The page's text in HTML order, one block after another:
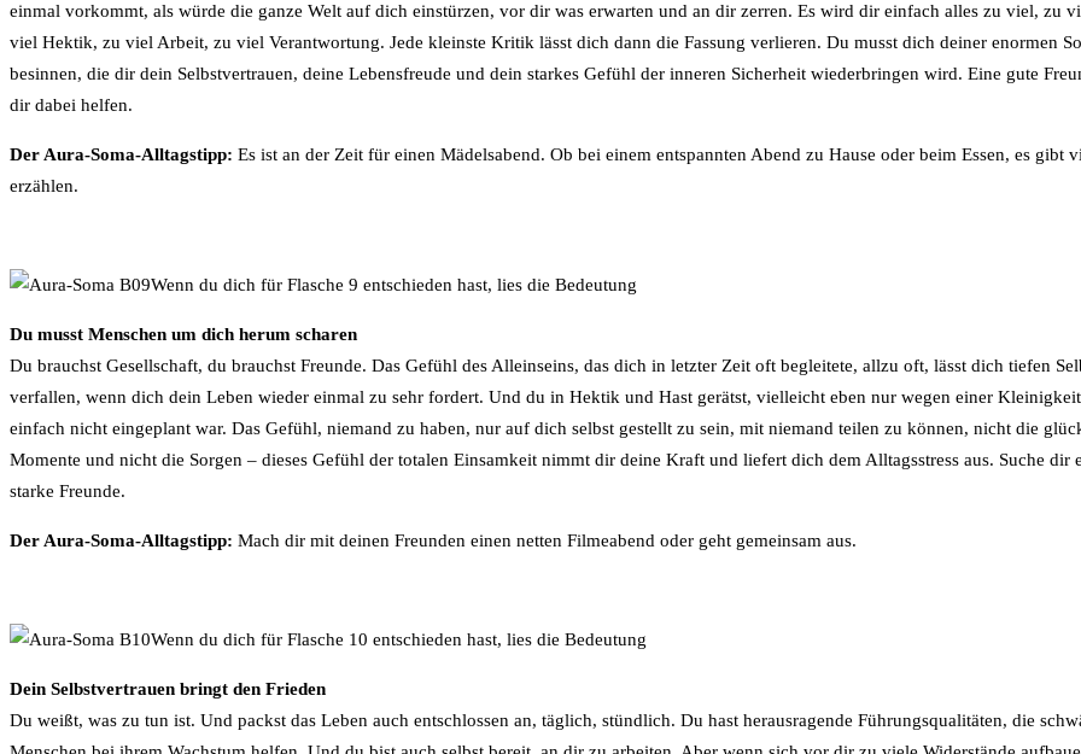
einmal vorkommt, als würde die ganze Welt auf dich einstürzen, vor dir was erwarten und an dir zerren. Es wird dir einfach alles zu viel, zu
viel Hektik, zu viel Arbeit, zu viel Verantwortung. Jede kleinste Kritik lässt dich dann die Fassung verlieren. Du musst dich deiner enormen
besinnen, die dir dein Selbstvertrauen, deine Lebensfreude und dein starkes Gefühl der inneren Sicherheit wiederbringen wird. Eine gute
dir dabei helfen.
Der Aura-Soma-Alltagstipp: Es ist an der Zeit für einen Mädelsabend. Ob bei einem entspannten Abend zu Hause oder beim Essen, es gibt
erzählen.
Wenn du dich für Flasche 9 entschieden hast, lies die Bedeutung
Du musst Menschen um dich herum scharen
Du brauchst Gesellschaft, du brauchst Freunde. Das Gefühl des Alleinseins, das dich in letzter Zeit oft begleitete, allzu oft, lässt dich tiefen
verfallen, wenn dich dein Leben wieder einmal zu sehr fordert. Und du in Hektik und Hast gerätst, vielleicht eben nur wegen einer
einfach nicht eingeplant war. Das Gefühl, niemand zu haben, nur auf dich selbst gestellt zu sein, mit niemand teilen zu können, nicht die
Momente und nicht die Sorgen – dieses Gefühl der totalen Einsamkeit nimmt dir deine Kraft und liefert dich dem Alltagsstress aus. Suche dir
starke Freunde.
Der Aura-Soma-Alltagstipp: Mach dir mit deinen Freunden einen netten Filmeabend oder geht gemeinsam aus.
Wenn du dich für Flasche 10 entschieden hast, lies die Bedeutung
Dein Selbstvertrauen bringt den Frieden
Du weißt, was zu tun ist. Und packst das Leben auch entschlossen an, täglich, stündlich. Du hast herausragende Führungsqualitäten, die